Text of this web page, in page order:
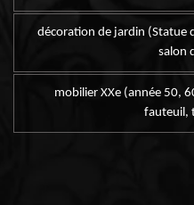
décoration de jardin (Statue
salon
mobilier XXe (année 50,
fauteuil,